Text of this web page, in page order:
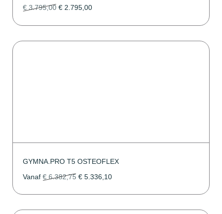
€3.795,00 € 2.795,00
GYMNA.PRO T5 OSTEOFLEX
Vanaf € 6.382,75 € 5.336,10